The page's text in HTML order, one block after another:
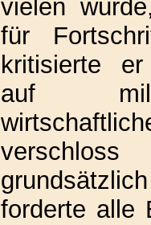
vielen
für
kritisierte
auf
forderte alle